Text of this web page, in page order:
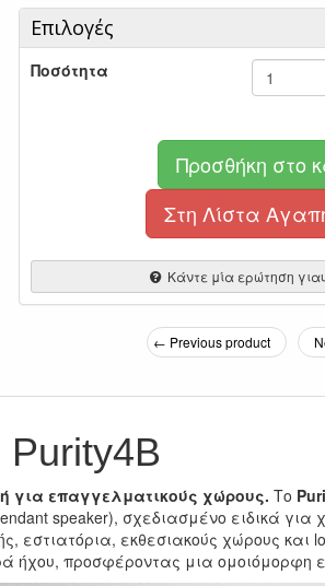
Επιλογές
Ποσότητα
Προσθήκη στο
Στη Λίστα
Κάντε μία ερώτηση
← Previous product
για επαγγελματικούς χώρους. Το
speaker), σχεδιασμένο ειδικά
εστιατόρια, εκθεσιακούς χώρους και
ήχου, προσφέροντας μια ομοιόμορφη